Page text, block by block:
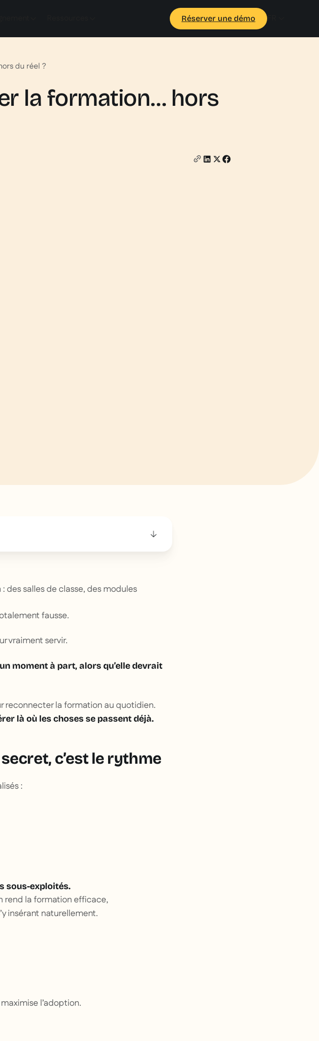
Réserver une démo FR
du réel ?
la formation… hors
des salles de classe, des modules
fausse.
vraiment servir.
moment à part, alors qu’elle devrait
reconnecter la formation au quotidien.
là où les choses se passent déjà.
c’est le rythme
:
sous-exploités.
rend la formation efficace,
insérant naturellement.
l’adoption.